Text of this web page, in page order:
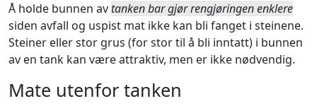
Å holde bunnen av tanken bar gjør rengjøringen enklere
siden avfall og uspist mat ikke kan bli fanget i steinene.
Steiner eller stor grus (for stor til å bli inntatt) i bunnen
av en tank kan være attraktiv, men er ikke nødvendig.
Mate utenfor tanken